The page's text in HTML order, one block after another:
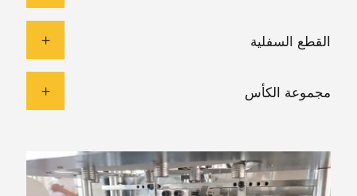
القطع السفلية
مجموعة الكأس